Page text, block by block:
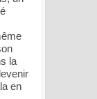
la
en